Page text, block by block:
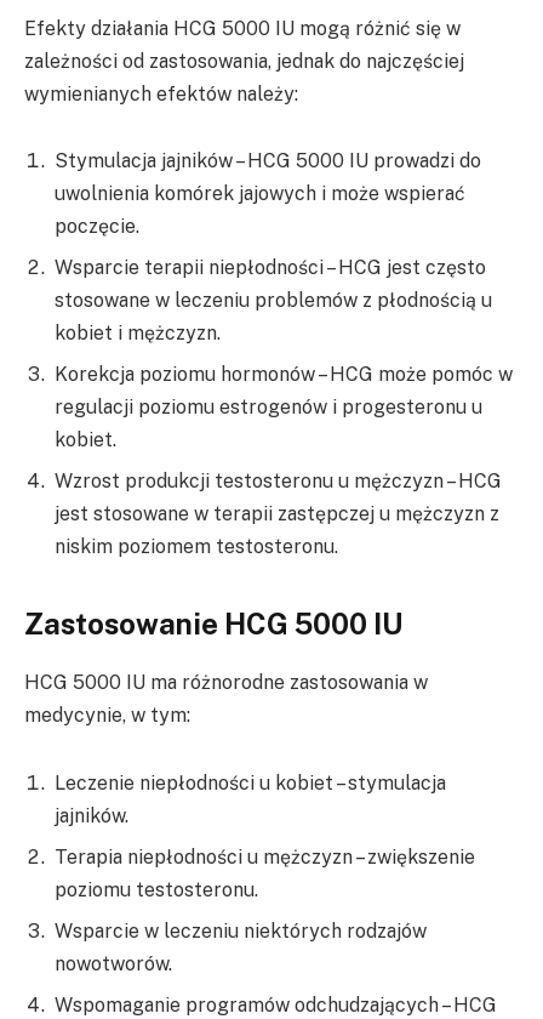
Efekty działania HCG 5000 IU mogą różnić się w
zależności od zastosowania, jednak do najczęściej
wymienianych efektów należy:
Stymulacja jajników – HCG 5000 IU prowadzi do
uwolnienia komórek jajowych i może wspierać
poczęcie.
Wsparcie terapii niepłodności – HCG jest często
stosowane w leczeniu problemów z płodnością u
kobiet i mężczyzn.
Korekcja poziomu hormonów – HCG może pomóc w
regulacji poziomu estrogenów i progesteronu u
kobiet.
Wzrost produkcji testosteronu u mężczyzn – HCG
jest stosowane w terapii zastępczej u mężczyzn z
niskim poziomem testosteronu.
Zastosowanie HCG 5000 IU
HCG 5000 IU ma różnorodne zastosowania w
medycynie, w tym:
Leczenie niepłodności u kobiet – stymulacja
jajników.
Terapia niepłodności u mężczyzn – zwiększenie
poziomu testosteronu.
Wsparcie w leczeniu niektórych rodzajów
nowotworów.
Wspomaganie programów odchudzających – HCG